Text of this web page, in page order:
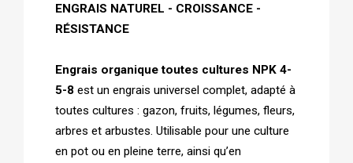
ENGRAIS NATUREL - CROISSANCE -
RÉSISTANCE
Engrais organique toutes cultures NPK 4-
5-8 est un engrais universel complet, adapté à
toutes cultures : gazon, fruits, légumes, fleurs,
arbres et arbustes. Utilisable pour une culture
en pot ou en pleine terre, ainsi qu’en